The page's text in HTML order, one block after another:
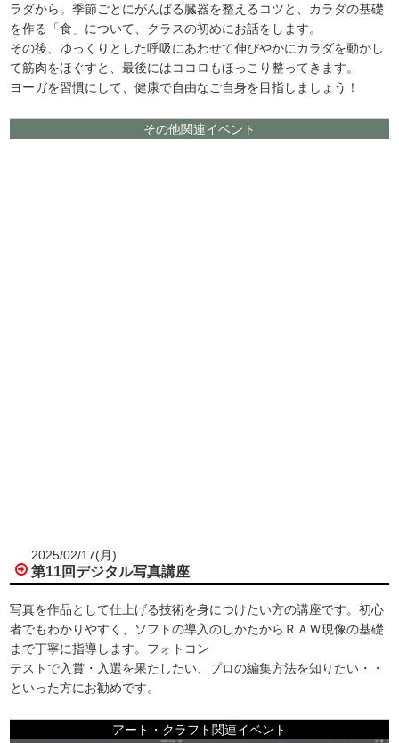
ラダから。季節ごとにがんばる臓器を整えるコツと、カラダの基礎
を作る「食」について、クラスの初めにお話をします。
その後、ゆっくりとした呼吸にあわせて伸びやかにカラダを動かし
て筋肉をほぐすと、最後にはココロもほっこり整ってきます。
ヨーガを習慣にして、健康で自由なご自身を目指しましょう！
その他関連イベント
2025/02/17(月)
第11回デジタル写真講座
写真を作品として仕上げる技術を身につけたい方の講座です。初心
者でもわかりやすく、ソフトの導入のしかたからＲＡＷ現像の基礎
まで丁寧に指導します。フォトコン
テストで入賞・入選を果たしたい、プロの編集方法を知りたい・・
といった方にお勧めです。
アート・クラフト関連イベント